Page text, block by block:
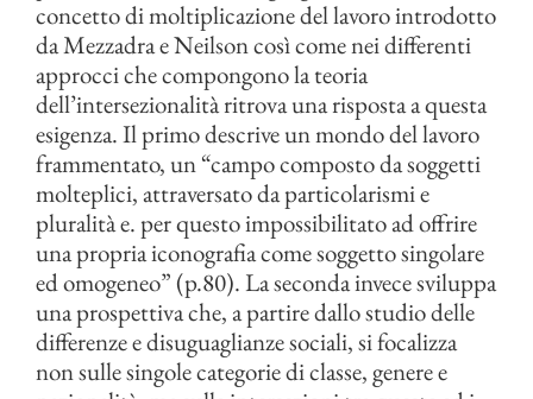
concetto di moltiplicazione del lavoro introdotto
da Mezzadra e Neilson così come nei differenti
approcci che compongono la teoria
dell’intersezionalità ritrova una risposta a questa
esigenza. Il primo descrive un mondo del lavoro
frammentato, un “campo composto da soggetti
molteplici, attraversato da particolarismi e
pluralità e. per questo impossibilitato ad offrire
una propria iconografia come soggetto singolare
ed omogeneo” (p.80). La seconda invece sviluppa
una prospettiva che, a partire dallo studio delle
differenze e disuguaglianze sociali, si focalizza
non sulle singole categorie di classe, genere e